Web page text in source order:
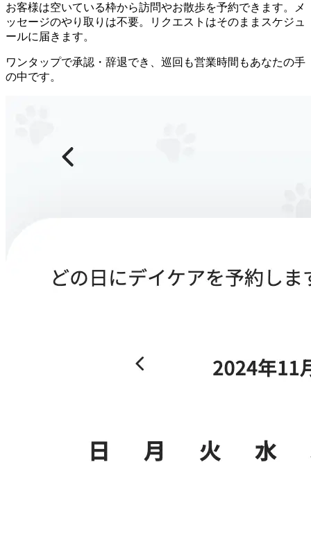
お客様は空いている枠から訪問やお散歩を予約できます。メ
ッセージのやり取りは不要。リクエストはそのままスケジュ
ールに届きます。
ワンタップで承認・辞退でき、巡回も営業時間もあなたの手
の中です。